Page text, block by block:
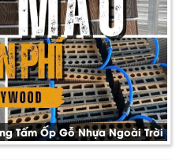
Tấm Ốp Gỗ Nhựa Ngoài Trời